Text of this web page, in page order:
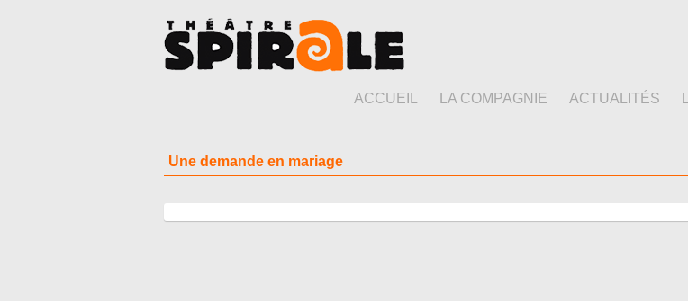
ACCUEIL LA COMPAGNIE ACTUALITÉS
Une demande en mariage